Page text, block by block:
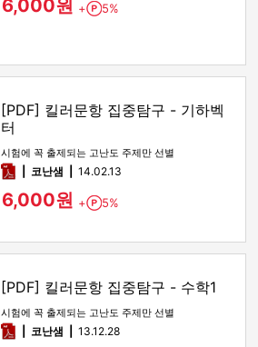
6,000원 + Point
5%
[PDF] 킬러문항 집중탐구 - 기하벡
터
시험에 꼭 출제되는 고난도 주제만 선별
pdf코난샘 14.02.13
6,000원 + Point
5%
[PDF] 킬러문항 집중탐구 - 수학1
시험에 꼭 출제되는 고난도 주제만 선별
pdf코난샘 13.12.28